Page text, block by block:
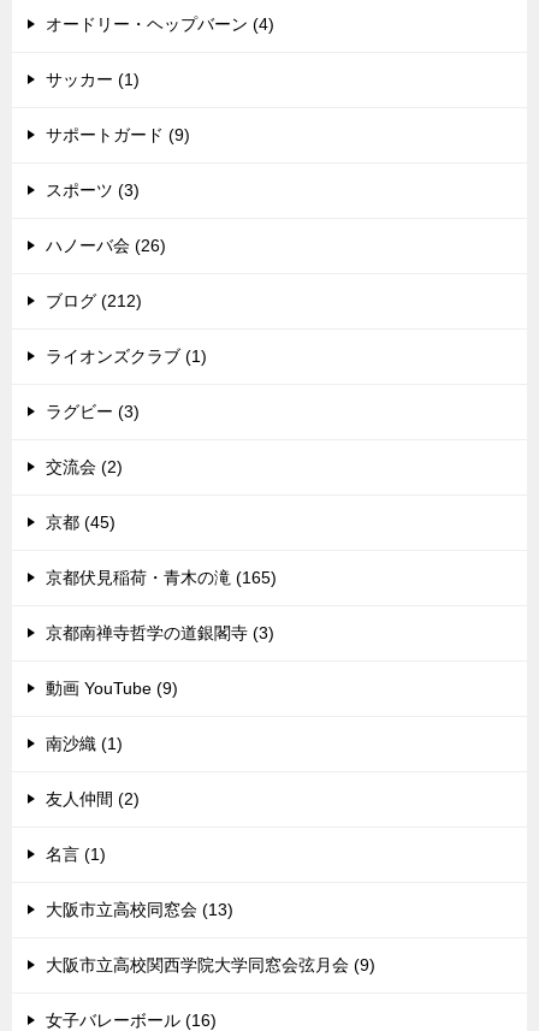
オードリー・ヘップバーン (4)
サッカー (1)
サポートガード (9)
スポーツ (3)
ハノーバ会 (26)
ブログ (212)
ライオンズクラブ (1)
ラグビー (3)
交流会 (2)
京都 (45)
京都伏見稲荷・青木の滝 (165)
京都南禅寺哲学の道銀閣寺 (3)
動画 YouTube (9)
南沙織 (1)
友人仲間 (2)
名言 (1)
大阪市立高校同窓会 (13)
大阪市立高校関西学院大学同窓会弦月会 (9)
女子バレーボール (16)